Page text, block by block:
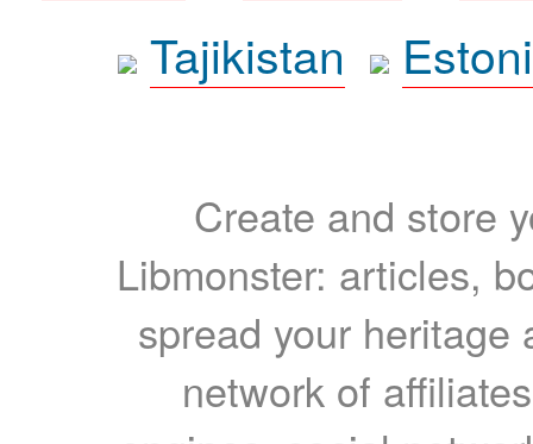
Tajikistan
Create and store
Libmonster: articles,
spread your heritage
network of